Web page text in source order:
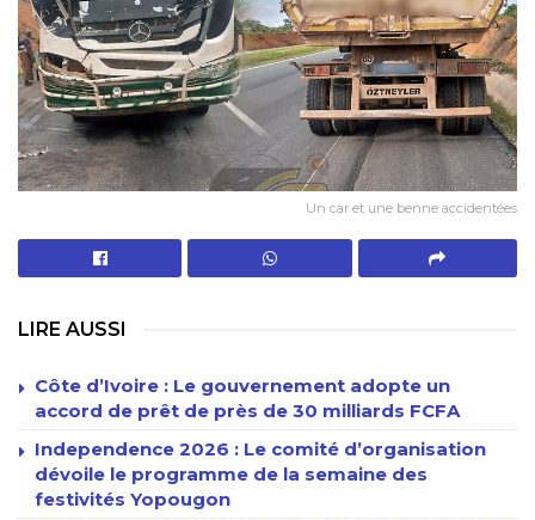
Un car et une benne accidentées
LIRE AUSSI
Côte d’Ivoire : Le gouvernement adopte un
accord de prêt de près de 30 milliards FCFA
Independence 2026 : Le comité d’organisation
dévoile le programme de la semaine des
festivités Yopougon